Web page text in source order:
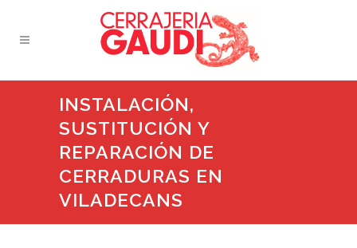
INSTALACIÓN,
SUSTITUCIÓN Y
REPARACIÓN DE
CERRADURAS EN
VILADECANS